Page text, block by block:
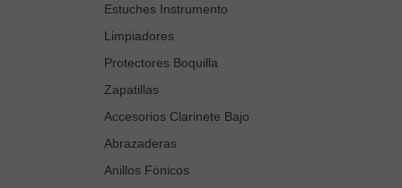
Estuches Instrumento
Limpiadores
Protectores Boquilla
Zapatillas
Accesorios Clarinete Bajo
Abrazaderas
Anillos Fónicos